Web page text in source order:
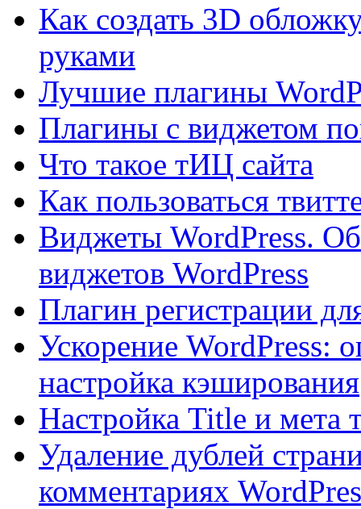
Как создать 3D
руками
Лучшие плагины
Плагины с виджетом
Что такое тИЦ сайта
Как пользоваться
Виджеты WordPress.
виджетов WordPress
Плагин регистрации
Ускорение WordPress:
настройка кэширования
Настройка Title и мета
Удаление дублей
комментариях